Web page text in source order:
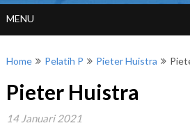
MENU
Home Pelatih P Pieter Huistra
Pieter Huistra
14 Januari 2021